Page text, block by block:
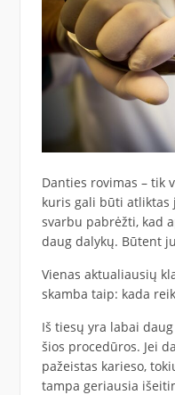
Danties rovimas – tik
kuris gali būti atliktas
svarbu pabrėžti, kad
daug dalykų. Būtent
Vienas aktualiausių
skamba taip: kada
Iš tiesų yra labai
šios procedūros. Jei
pažeistas karieso,
tampa geriausia